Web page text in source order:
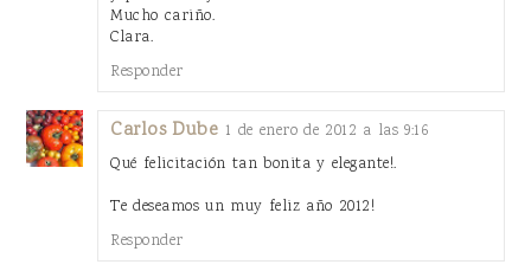
Mucho cariño.
Clara.
Responder
Carlos Dube 1 de enero de 2012 a las 9:16
Qué felicitación tan bonita y elegante!.
Te deseamos un muy feliz año 2012!
Responder